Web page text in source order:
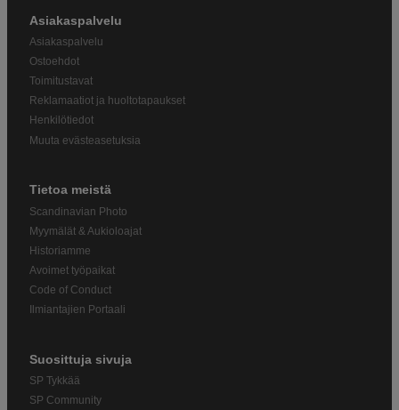
Asiakaspalvelu
Asiakaspalvelu
Ostoehdot
Toimitustavat
Reklamaatiot ja huoltotapaukset
Henkilötiedot
Muuta evästeasetuksia
Tietoa meistä
Scandinavian Photo
Myymälät & Aukioloajat
Historiamme
Avoimet työpaikat
Code of Conduct
Ilmiantajien Portaali
Suosittuja sivuja
SP Tykkää
SP Community